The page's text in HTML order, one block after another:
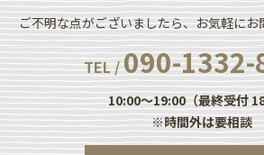
ご不明な点がございましたら、お気軽に
TEL /090-
10:00～19:00（最終受付
※時間外は要相談